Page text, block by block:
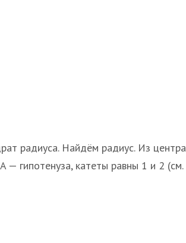
радиуса. Найдём радиус. Из центра
— гипотенуза, катеты равны 1 и 2 (см.